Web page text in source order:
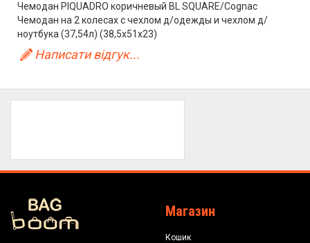
Чемодан PIQUADRO коричневый BL SQUARE/Cognac
Чемодан на 2 колесах с чехлом д/одежды и чехлом д/
ноутбука (37,54л) (38,5x51x23)
Написати відгук...
Магазин
Кошик